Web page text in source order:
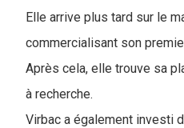
Elle arrive plus tard sur le
commercialisant son
Après cela, elle trouve sa
à recherche.
Virbac a également investi